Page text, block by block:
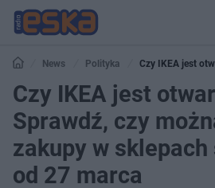
News Polityka
Czy IKEA jest
zakupy w sklepach sieci IKEA od 27 marca
Czy IKEA jest
Sprawdź, czy
zakupy w sklepach
od 27 marca